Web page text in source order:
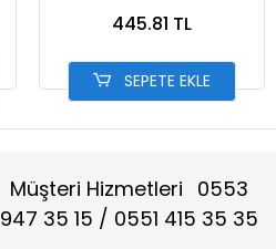
445.81 TL
SEPETE EKLE
Müşteri Hizmetleri 0553
947 35 15 / 0551 415 35 35